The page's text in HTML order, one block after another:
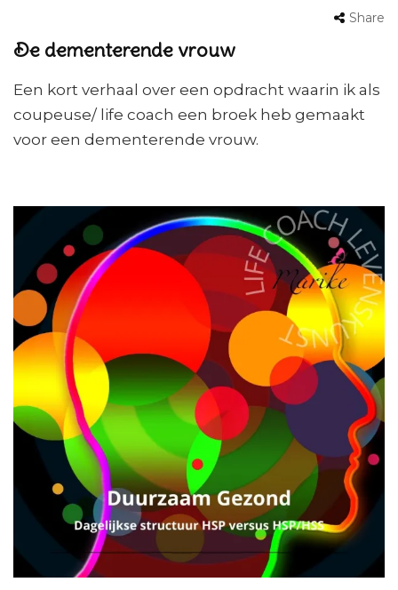
Share
De dementerende vrouw
Een kort verhaal over een opdracht waarin ik als
coupeuse/ life coach een broek heb gemaakt
voor een dementerende vrouw.